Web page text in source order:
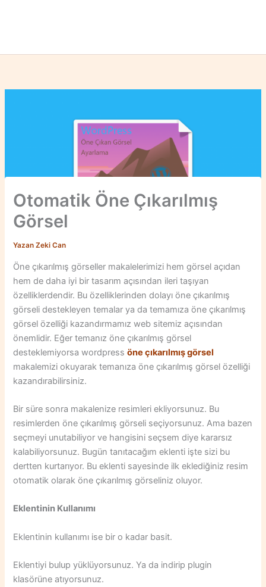
Otomatik Öne Çıkarılmış
Görsel
Yazan Zeki Can
Öne çıkarılmış görseller makalelerimizi hem görsel açıdan
hem de daha iyi bir tasarım açısından ileri taşıyan
özelliklerdendir. Bu özelliklerinden dolayı öne çıkarılmış
görseli destekleyen temalar ya da temamıza öne çıkarılmış
görsel özelliği kazandırmamız web sitemiz açısından
önemlidir. Eğer temanız öne çıkarılmış görsel
desteklemiyorsa wordpressöne çıkarılmış görsel
makalemizi okuyarak temanıza öne çıkarılmış görsel özelliği
kazandırabilirsiniz.
Bir süre sonra makalenize resimleri ekliyorsunuz. Bu
resimlerden öne çıkarılmış görseli seçiyorsunuz. Ama bazen
seçmeyi unutabiliyor ve hangisini seçsem diye kararsız
kalabiliyorsunuz. Bugün tanıtacağım eklenti işte sizi bu
dertten kurtarıyor. Bu eklenti sayesinde ilk eklediğiniz resim
otomatik olarak öne çıkarılmış görseliniz oluyor.
Eklentinin Kullanımı
Eklentinin kullanımı ise bir o kadar basit.
Eklentiyi bulup yüklüyorsunuz. Ya da indirip plugin
klasörüne atıyorsunuz.